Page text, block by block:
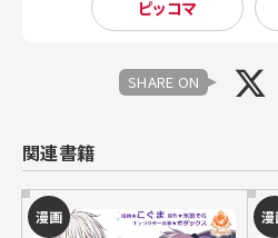
ピッコマ
SHARE ON
関連書籍
漫画 漫